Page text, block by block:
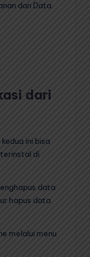
dan Data.
dari
ini bisa
di
data
hapus data
melalui menu